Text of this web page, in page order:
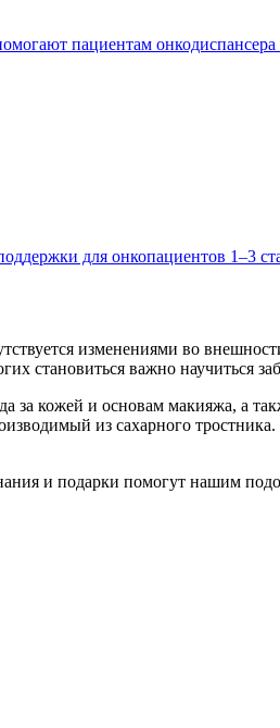
пациентам онкодиспансера
для онкопациентов 1–3
изменениями во
становиться важно научиться
кожей и основам макияжа, а
из сахарного
и подарки помогут нашим